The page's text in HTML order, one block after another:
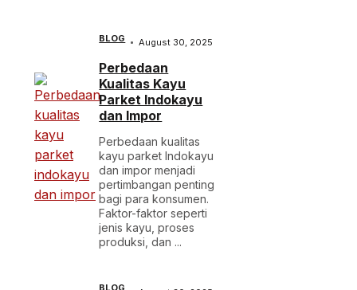
BLOG August 30, 2025
Perbedaan
Kualitas Kayu
Parket Indokayu
dan Impor
Perbedaan kualitas
kayu parket Indokayu
dan impor menjadi
pertimbangan penting
bagi para konsumen.
Faktor-faktor seperti
jenis kayu, proses
produksi, dan ...